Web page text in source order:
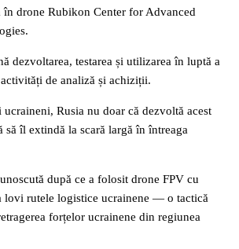
în drone Rubikon Center for Advanced
dezvoltarea, testarea și utilizarea în luptă a
de analiză și achiziții.
Rusia nu doar că dezvoltă acest
să îl extindă la scară largă în întreaga
după ce a folosit drone FPV cu
lovi rutele logistice ucrainene — o tactică
forțelor ucrainene din regiunea